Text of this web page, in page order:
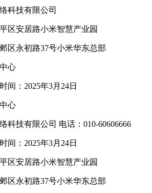
科技有限公司
区安居路小米智慧产业园
区永初路37号小米华东总部
心
间：2025年3月24日
心
科技有限公司 电话：010-60606666
间：2025年3月24日
区安居路小米智慧产业园
区永初路37号小米华东总部